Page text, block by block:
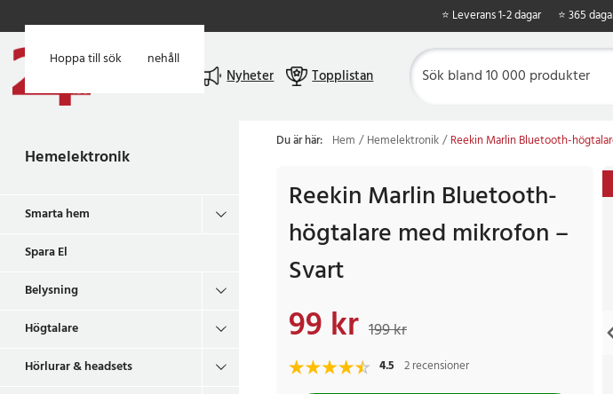
Hoppa till huvudinnehåll
Hoppa till sök
⭐ Leverans 1-2 dagar ⭐ 365
Nyheter Topplistan
Hemelektronik
Smarta hem
Spara El
Belysning
Högtalare
Hörlurar & headsets
Du är här: Hem Hemelektronik Reekin Marlin Bluetooth-
Reekin Marlin Bluetooth-
högtalare med mikrofon –
Svart
Nuvarande pris
99 kr 199 kr
4.5 2 recensioner